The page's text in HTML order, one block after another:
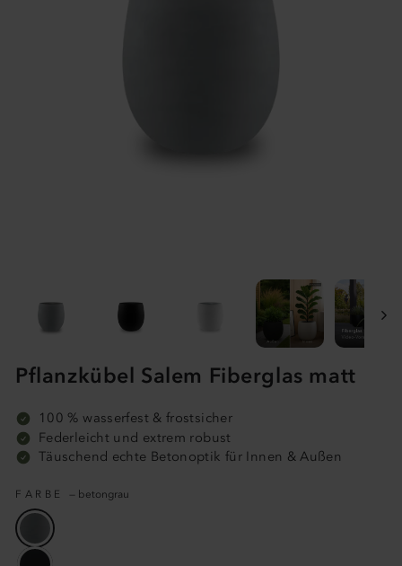
Pflanzkübel Salem Fiberglas matt
100 % wasserfest & frostsicher
Federleicht und extrem robust
Täuschend echte Betonoptik für Innen & Außen
FARBE — betongrau